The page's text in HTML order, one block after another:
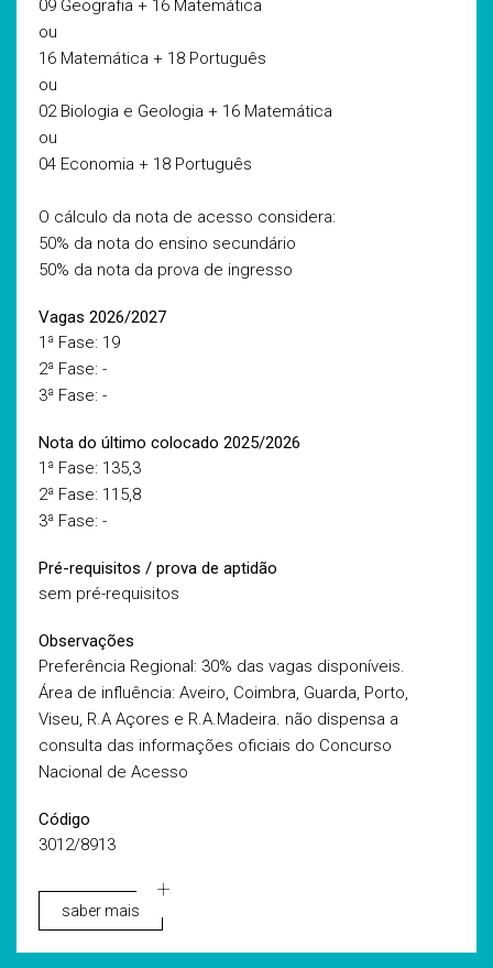
09 Geografia + 16 Matemática
ou
16 Matemática + 18 Português
ou
02 Biologia e Geologia + 16 Matemática
ou
04 Economia + 18 Português
O cálculo da nota de acesso considera:
50% da nota do ensino secundário
50% da nota da prova de ingresso
Vagas 2026/2027
1ª Fase: 19
2ª Fase: -
3ª Fase: -
Nota do último colocado 2025/2026
1ª Fase: 135,3
2ª Fase: 115,8
3ª Fase: -
Pré-requisitos / prova de aptidão
sem pré-requisitos
Observações
Preferência Regional: 30% das vagas disponíveis.
Área de influência: Aveiro, Coimbra, Guarda, Porto,
Viseu, R.A Açores e R.A.Madeira. não dispensa a
consulta das informações oficiais do Concurso
Nacional de Acesso
Código
3012/8913
saber mais